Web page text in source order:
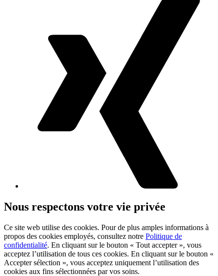
Nous respectons votre vie privée
Ce site web utilise des cookies. Pour de plus amples informations à
propos des cookies employés, consultez notre Politique de
confidentialité. En cliquant sur le bouton « Tout accepter », vous
acceptez l’utilisation de tous ces cookies. En cliquant sur le bouton «
Accepter sélection », vous acceptez uniquement l’utilisation des
cookies aux fins sélectionnées par vos soins.